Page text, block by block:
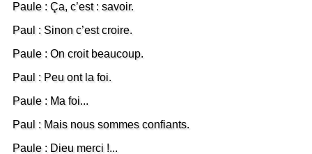
Paule : Ça, c’est : savoir.
Paul : Sinon c’est croire.
Paule : On croit beaucoup.
Paul : Peu ont la foi.
Paule : Ma foi...
Paul : Mais nous sommes confiants.
Paule : Dieu merci !...